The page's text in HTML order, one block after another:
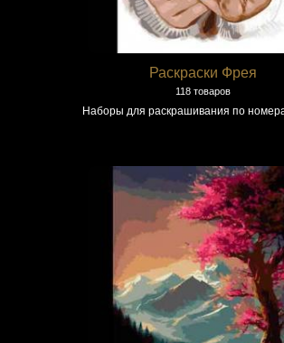
Раскраски Фрея
118 товаров
Наборы для раскрашивания по